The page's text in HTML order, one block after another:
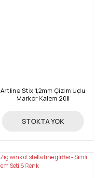
Artline Stix 1,2mm Çizim Uçlu
Markör Kalem 20li
330,00 TL
STOKTA YOK